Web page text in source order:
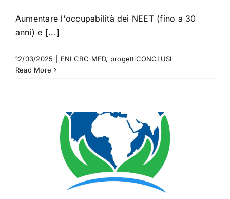
Aumentare l'occupabilità dei NEET (fino a 30
anni) e [...]
12/03/2025 ENI CBC MED, progettiCONCLUSI
Read More